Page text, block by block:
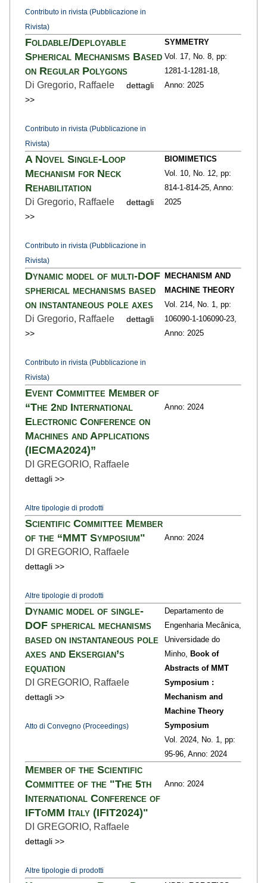
Contributo in rivista (Pubblicazione in
Rivista)
Foldable/Deployable
Spherical Mechanisms Based
on Regular Polygons
Di Gregorio, Raffaele
dettagli
>>
Contributo in rivista (Pubblicazione in
Rivista)
SYMMETRY
Vol. 17, No. 8, pp:
1281-1-1281-18,
Anno: 2025
A Novel Single-Loop
Mechanism for Neck
Rehabilitation
Di Gregorio, Raffaele
dettagli
>>
Contributo in rivista (Pubblicazione in
Rivista)
BIOMIMETICS
Vol. 10, No. 12, pp:
814-1-814-25, Anno:
2025
Dynamic model of multi-DOF
spherical mechanisms based
on instantaneous pole axes
Di Gregorio, Raffaele
dettagli
>>
Contributo in rivista (Pubblicazione in
Rivista)
MECHANISM AND
MACHINE THEORY
Vol. 214, No. 1, pp:
106090-1-106090-23,
Anno: 2025
Event Committee Member of
“The 2nd International
Electronic Conference on
Machines and Applications
(IECMA2024)”
DI GREGORIO, Raffaele
dettagli >>
Altre tipologie di prodotti
Anno: 2024
Scientific Committee Member
of the “MMT Symposium"
DI GREGORIO, Raffaele
dettagli >>
Altre tipologie di prodotti
Anno: 2024
Dynamic model of single-
DOF spherical mechanisms
based on instantaneous pole
axes and Eksergian’s
equation
DI GREGORIO, Raffaele
dettagli >>
Atto di Convegno (Proceedings)
Departamento de
Engenharia Mecânica,
Universidade do
Minho, Book of
Abstracts of MMT
Symposium :
Mechanism and
Machine Theory
Symposium
Vol. 2024, No. 1, pp:
95-96, Anno: 2024
Member of the Scientific
Committee of the "The 5th
International Conference of
IFToMM Italy (IFIT2024)"
DI GREGORIO, Raffaele
dettagli >>
Altre tipologie di prodotti
Anno: 2024